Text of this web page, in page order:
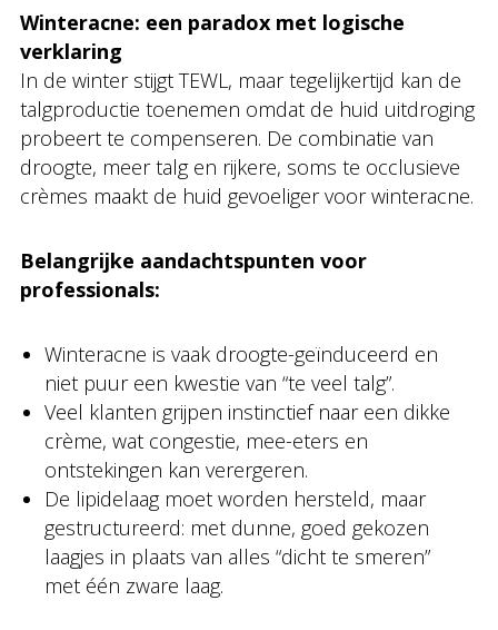
Winteracne: een paradox met logische
verklaring
In de winter stijgt TEWL, maar tegelijkertijd kan de
talgproductie toenemen omdat de huid uitdroging
probeert te compenseren. De combinatie van
droogte, meer talg en rijkere, soms te occlusieve
crèmes maakt de huid gevoeliger voor winteracne.
Belangrijke aandachtspunten voor
professionals:
Winteracne is vaak droogte-geïnduceerd en
niet puur een kwestie van “te veel talg”.
Veel klanten grijpen instinctief naar een dikke
crème, wat congestie, mee-eters en
ontstekingen kan verergeren.
De lipidelaag moet worden hersteld, maar
gestructureerd: met dunne, goed gekozen
laagjes in plaats van alles “dicht te smeren”
met één zware laag.